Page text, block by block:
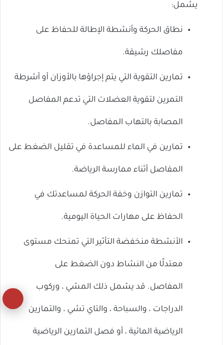
يشمل:
نطاق الحركة وأنشطة الإطالة للحفاظ على
مفاصلك رشيقة.
تمارين التقوية التي يتم إجراؤها بالأوزان أو أشرطة
التمرين لتقوية العضلات التي تدعم المفاصل
المصابة بالتهاب المفاصل.
تمارين في الماء للمساعدة في تقليل الضغط على
المفاصل أثناء ممارسة الرياضة.
تمارين التوازن وخفة الحركة لمساعدتك في
الحفاظ على مهارات الحياة اليومية.
الأنشطة منخفضة التأثير التي تمنحك مستوى
معتدلًا من النشاط دون الضغط على
المفاصل. قد يشمل ذلك المشي ، وركوب
الدراجات ، والسباحة ، والتاي تشي ، والتمارين
الرياضية المائية ، أو فصل التمارين الرياضية
زر